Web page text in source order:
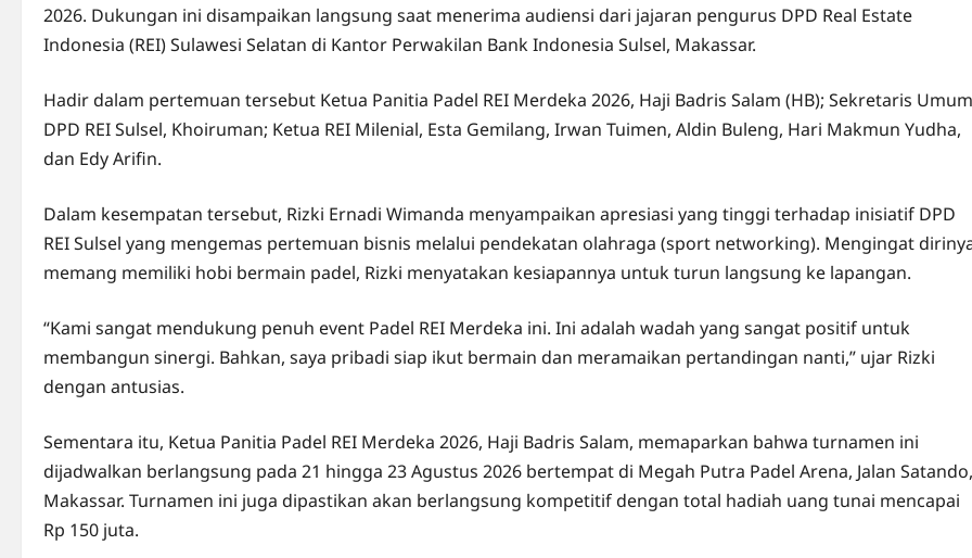
2026. Dukungan ini disampaikan langsung saat menerima audiensi dari jajaran pengurus DPD Real Estate
Indonesia (REI) Sulawesi Selatan di Kantor Perwakilan Bank Indonesia Sulsel, Makassar.
Hadir dalam pertemuan tersebut Ketua Panitia Padel REI Merdeka 2026, Haji Badris Salam (HB); Sekretaris Umum
DPD REI Sulsel, Khoiruman; Ketua REI Milenial, Esta Gemilang, Irwan Tuimen, Aldin Buleng, Hari Makmun Yudha,
dan Edy Arifin.
Dalam kesempatan tersebut, Rizki Ernadi Wimanda menyampaikan apresiasi yang tinggi terhadap inisiatif DPD
REI Sulsel yang mengemas pertemuan bisnis melalui pendekatan olahraga (sport networking). Mengingat
memang memiliki hobi bermain padel, Rizki menyatakan kesiapannya untuk turun langsung ke lapangan.
“Kami sangat mendukung penuh event Padel REI Merdeka ini. Ini adalah wadah yang sangat positif untuk
membangun sinergi. Bahkan, saya pribadi siap ikut bermain dan meramaikan pertandingan nanti,” ujar Rizki
dengan antusias.
Sementara itu, Ketua Panitia Padel REI Merdeka 2026, Haji Badris Salam, memaparkan bahwa turnamen ini
dijadwalkan berlangsung pada 21 hingga 23 Agustus 2026 bertempat di Megah Putra Padel Arena, Jalan Satando,
Makassar. Turnamen ini juga dipastikan akan berlangsung kompetitif dengan total hadiah uang tunai mencapai
Rp 150 juta.